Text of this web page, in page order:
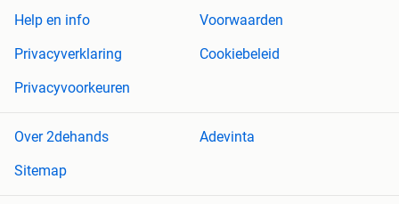
Help en info
Voorwaarden
Privacyverklaring
Cookiebeleid
Privacyvoorkeuren
Over 2dehands
Adevinta
Sitemap